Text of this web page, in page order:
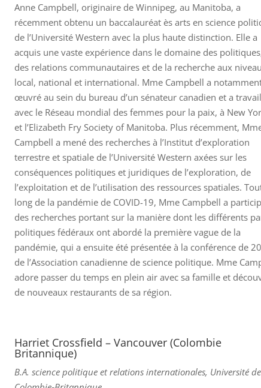
Anne Campbell, originaire de Winnipeg, au Manitoba, a
récemment obtenu un baccalauréat ès arts en science
de l’Université Western avec la plus haute distinction. Elle a
acquis une vaste expérience dans le domaine des
des relations communautaires et de la recherche aux
local, national et international. Mme Campbell a
œuvré au sein du bureau d’un sénateur canadien et a
avec le Réseau mondial des femmes pour la paix, à New
et l’Elizabeth Fry Society of Manitoba. Plus récemment,
Campbell a mené des recherches à l’Institut d’exploration
terrestre et spatiale de l’Université Western axées sur les
conséquences politiques et juridiques de l’exploration, de
l’exploitation et de l’utilisation des ressources spatiales.
long de la pandémie de COVID-19, Mme Campbell a
des recherches portant sur la manière dont les différents
politiques fédéraux ont abordé la première vague de la
pandémie, qui a ensuite été présentée à la conférence de
de l’Association canadienne de science politique. Mme
adore passer du temps en plein air avec sa famille et
de nouveaux restaurants de sa région.
Harriet Crossfield – Vancouver (Colombie
Britannique)
B.A. science politique et relations internationales, Université